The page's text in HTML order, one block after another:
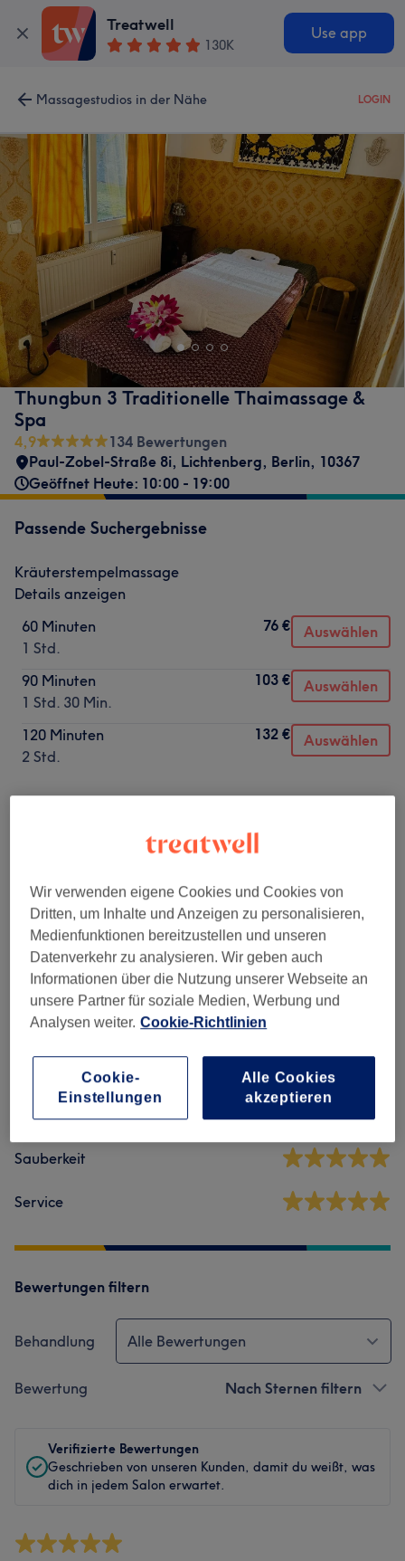
Treatwell
130K
Use app
Massagestudios in der Nähe LOGIN
Thungbun 3 Traditionelle Thaimassage &
Spa
4,9
134 Bewertungen
Paul-Zobel-Straße 8i, Lichtenberg, Berlin, 10367
Geöffnet Heute: 10:00 - 19:00
Passende Suchergebnisse
Kräuterstempelmassage
Details anzeigen
60 Minuten
1 Std.
76 € Auswählen
90 Minuten
1 Std. 30 Min.
103 € Auswählen
120 Minuten
2 Std.
132 € Auswählen
Massagen (9) ab 39 €
Salonbewertungen
4,9 134 Bewertungen
Ambiente
Sauberkeit
Service
Bewertungen filtern
Behandlung Alle Bewertungen
Bewertung Nach Sternen filtern
Verifizierte Bewertungen
Geschrieben von unseren Kunden, damit du weißt, was
dich in jedem Salon erwartet.
Wir verwenden eigene Cookies und Cookies von
Dritten, um Inhalte und Anzeigen zu personalisieren,
Medienfunktionen bereitzustellen und unseren
Datenverkehr zu analysieren. Wir geben auch
Informationen über die Nutzung unserer Webseite an
unsere Partner für soziale Medien, Werbung und
Analysen weiter. Cookie-Richtlinien
Cookie-
Einstellungen
Alle Cookies
akzeptieren